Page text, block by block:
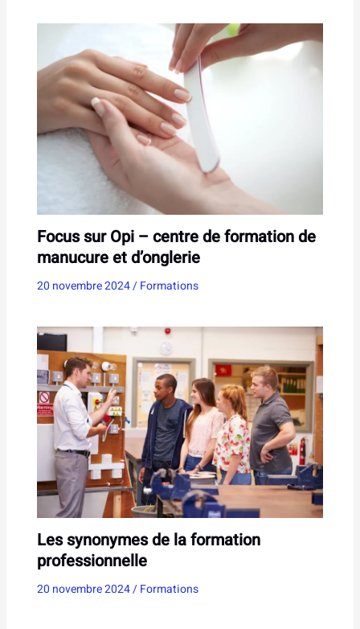
Focus sur Opi – centre de formation de
manucure et d’onglerie
20 novembre 2024/Formations
Les synonymes de la formation
professionnelle
20 novembre 2024/Formations